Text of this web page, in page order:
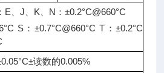
E 、J K N ：±0.2°C@660°C
S：±0.7°C@660°C T：±0.2°C
读数的0.005%